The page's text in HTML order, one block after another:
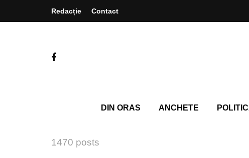
Redacție Contact
DIN ORAS ANCHETE
1470 posts